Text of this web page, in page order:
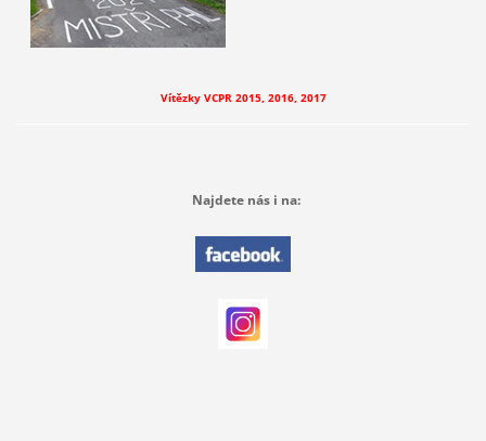
Vítězky VCPR 2015, 2016, 2017
Najdete nás i na: